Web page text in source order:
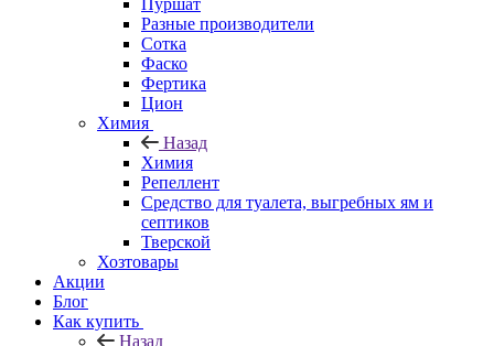
Разные производители
Сотка
Фаско
Фертика
Цион
Химия
Назад
Химия
Репеллент
Средство для туалета, выгребных ям и
септиков
Тверской
Хозтовары
Акции
Блог
Как купить
Назад